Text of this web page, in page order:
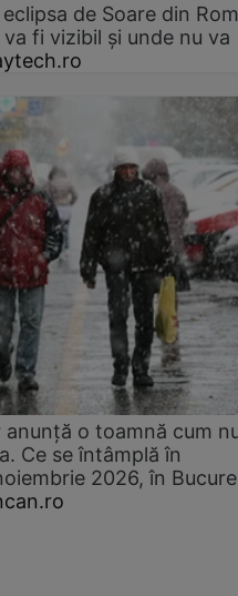
de Soare din
fi vizibil și unde nu va
o toamnă cum
Ce se întâmplă în
2026, în